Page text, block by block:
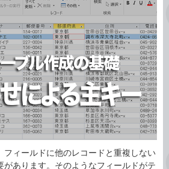
フィールドに他のレコードと重複しない
があります。そのようなフィールドがテ